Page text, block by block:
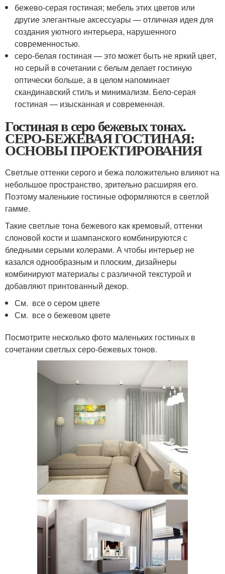
бежево-серая гостиная; мебель этих цветов или
другие элегантные аксессуары — отличная идея для
создания уютного интерьера, нарушенного
современностью.
серо-белая гостиная — это может быть не яркий цвет,
но серый в сочетании с белым делает гостиную
оптически больше, а в целом напоминает
скандинавский стиль и минимализм. Бело-серая
гостиная — изысканная и современная.
Гостиная в серо бежевых тонах.
СЕРО-БЕЖЕВАЯ ГОСТИНАЯ:
ОСНОВЫ ПРОЕКТИРОВАНИЯ
Светлые оттенки серого и бежа положительно влияют на
небольшое пространство, зрительно расширяя его.
Поэтому маленькие гостиные оформляются в светлой
гамме.
Такие светлые тона бежевого как кремовый, оттенки
слоновой кости и шампанского комбинируются с
бледными серыми колерами. А чтобы интерьер не
казался однообразным и плоским, дизайнеры
комбинируют материалы с различной текстурой и
добавляют принтованный декор.
См. все о сером цвете
См. все о бежевом цвете
Посмотрите несколько фото маленьких гостиных в
сочетании светлых серо-бежевых тонов.